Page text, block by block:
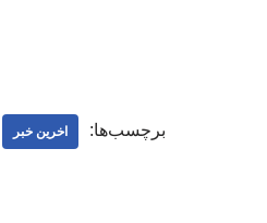
برچسب‌ها: اخرین خبر